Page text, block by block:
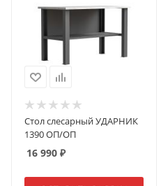
Стол слесарный УДАРНИК
1390 ОП/ОП
16 990 ₽